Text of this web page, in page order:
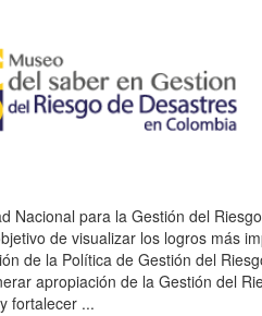
Nacional para la Gestión del
de visualizar los logros más
de la Política de Gestión del
apropiación de la Gestión del
fortalecer ...